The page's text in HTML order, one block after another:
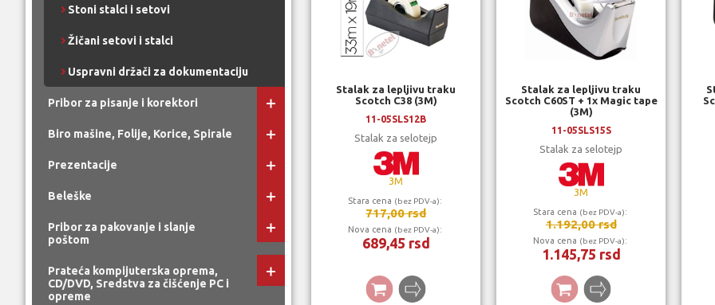
Stoni stalci i setovi
Žičani setovi i stalci
Uspravni držači za dokumentaciju
Pribor za pisanje i korektori
Biro mašine, Folije, Korice, Spirale
Prezentacije
Beleške
Pribor za pakovanje i slanje
poštom
Prateća kompijuterska oprema,
CD/DVD, Sredstva za čišćenje PC i
opreme
Stalak za lepljivu traku
Scotch C38 (3M)
11-05SLS12B
Stalak za selotejp
3M
Stara cena (bez PDV-a):
717,00 rsd
Nova cena (bez PDV-a):
689,45 rsd
Stalak za lepljivu traku
Scotch C60ST + 1x Magic tape
(3M)
11-05SLS15S
Stalak za selotejp
3M
Stara cena (bez PDV-a):
1.192,00 rsd
Nova cena (bez PDV-a):
1.145,75 rsd